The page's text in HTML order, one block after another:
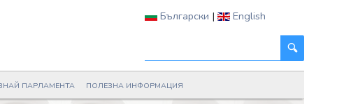
Български | English
ПАРЛАМЕНТА ПОЛЕЗНА ИНФОРМАЦИЯ